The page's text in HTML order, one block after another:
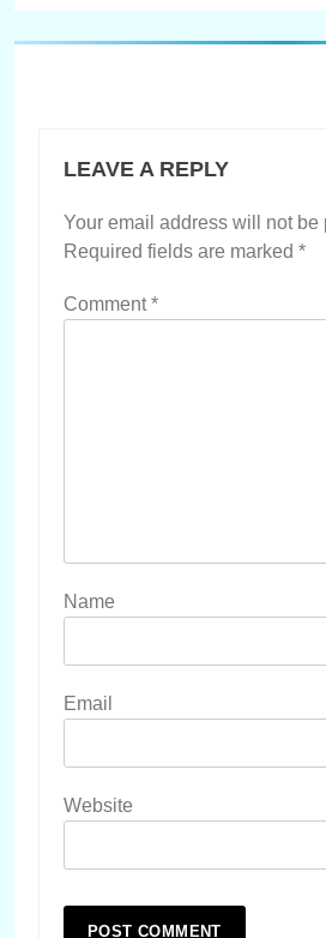
LEAVE A REPLY
Your email address will not be
Required fields are marked *
Comment*
Name
Email
Website